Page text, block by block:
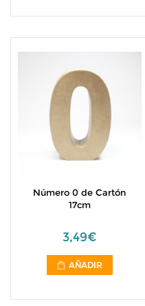
Número 0 de Cartón
17cm
3,49€
AÑADIR